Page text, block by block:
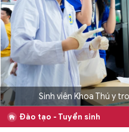
Sinh viên Khoa Thú y
Đào tạo - Tuyển sinh